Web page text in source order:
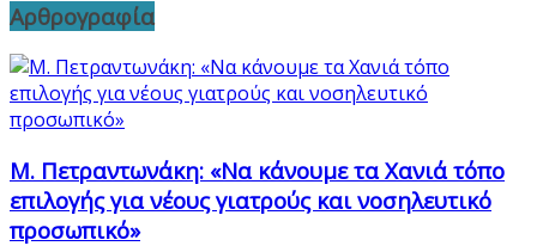
Αρθρογραφία
Μ. Πετραντωνάκη: «Να κάνουμε τα Χανιά τόπο
επιλογής για νέους γιατρούς και νοσηλευτικό
προσωπικό»